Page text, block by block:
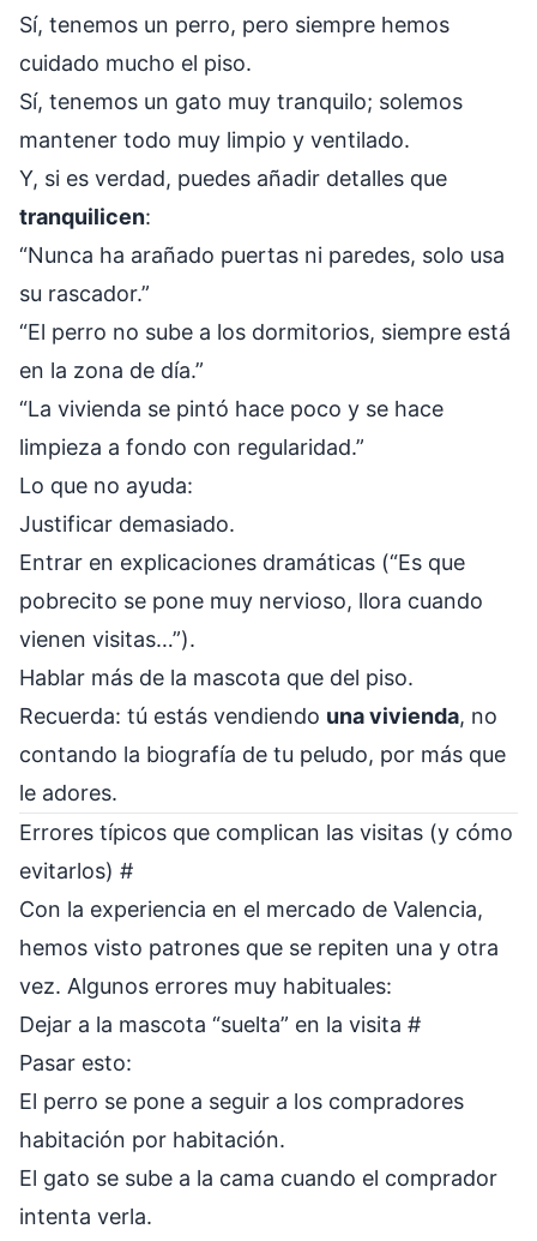
Sí, tenemos un perro, pero siempre hemos
cuidado mucho el piso.
Sí, tenemos un gato muy tranquilo; solemos
mantener todo muy limpio y ventilado.
Y, si es verdad, puedes añadir detalles que
tranquilicen:
“Nunca ha arañado puertas ni paredes, solo usa
su rascador.”
“El perro no sube a los dormitorios, siempre está
en la zona de día.”
“La vivienda se pintó hace poco y se hace
limpieza a fondo con regularidad.”
Lo que no ayuda:
Justificar demasiado.
Entrar en explicaciones dramáticas (“Es que
pobrecito se pone muy nervioso, llora cuando
vienen visitas…”).
Hablar más de la mascota que del piso.
Recuerda: tú estás vendiendo una vivienda, no
contando la biografía de tu peludo, por más que
le adores.
Errores típicos que complican las visitas (y cómo
evitarlos) #
Con la experiencia en el mercado de Valencia,
hemos visto patrones que se repiten una y otra
vez. Algunos errores muy habituales:
Dejar a la mascota “suelta” en la visita #
Pasar esto:
El perro se pone a seguir a los compradores
habitación por habitación.
El gato se sube a la cama cuando el comprador
intenta verla.